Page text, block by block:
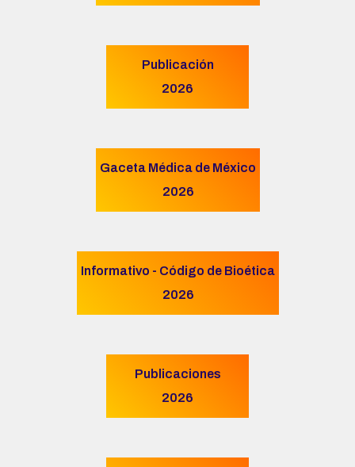
Publicación
2026
Gaceta Médica de México
2026
Informativo - Código de Bioética
2026
Publicaciones
2026